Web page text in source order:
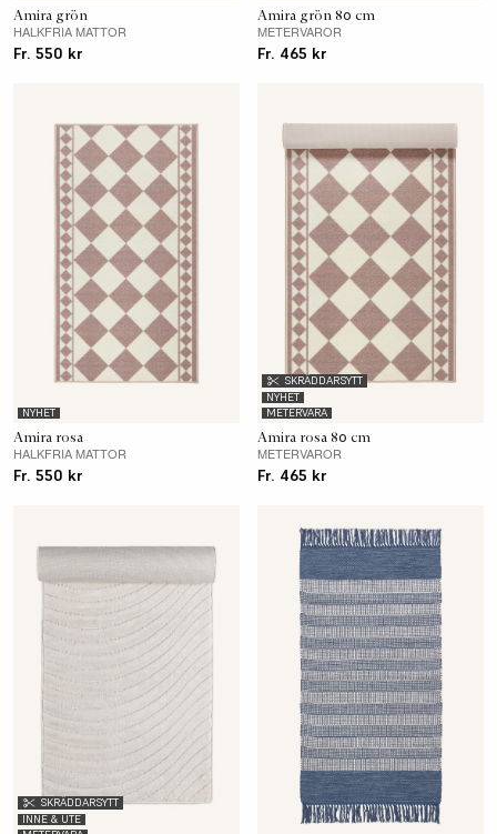
Amira grön
HALKFRIA MATTOR
Fr. 550 kr
Amira grön 80 cm
METERVAROR
Fr. 465 kr
NYHET
Amira rosa
HALKFRIA MATTOR
Fr. 550 kr
SKRÄDDARSYTT
NYHET
METERVARA
Amira rosa 80 cm
METERVAROR
Fr. 465 kr
SKRÄDDARSYTT
INNE & UTE